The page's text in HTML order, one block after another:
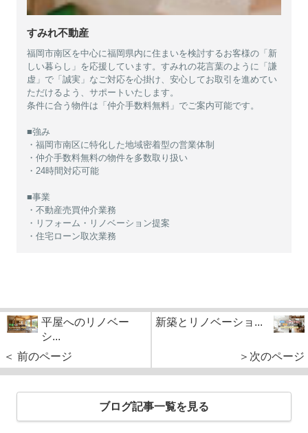
すみれ不動産
福岡市南区を中心に福岡県内に住まいを検討するお客様の「新
しい暮らし」を応援しています。すみれの花言葉のように「謙
虚」で「誠実」なご対応を心掛け、安心してお取引を進めてい
ただけるよう、サポートいたします。
条件に合う物件は「仲介手数料無料」でご案内可能です。
■強み
・福岡市南区に特化した地域密着型の営業体制
・仲介手数料無料の物件を多数取り扱い
・24時間対応可能
■事業
・不動産売買仲介業務
・リフォーム・リノベーション提案
・住宅ローン取次業務
平屋へのリノベー
シ...
＜ 前のページ
新築とリノベーショ...
＞次のページ
ブログ記事一覧を見る